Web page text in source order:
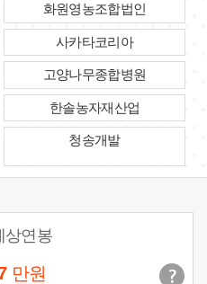
화원영농조합법인
사카타코리아
고양나무종합병원
한솔농자재산업
청송개발
상연봉
만원